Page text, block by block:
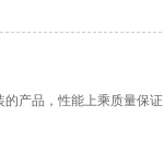
产品，性能上乘质量保